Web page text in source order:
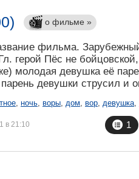
о фильме »
фильма.
герой Пёс не
молодая девушка её
девушки струсил и
, ночь, воры, дом, вор, девушка,
в 21:10 1